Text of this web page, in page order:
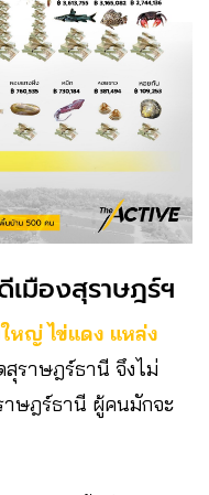
มืองสุราษฎร์ฯ
ใหญ่ ไข่แดง แหล่ง
ราษฎร์ธานี จึงไม่
าษฎร์ธานี ผู้คนมักจะ